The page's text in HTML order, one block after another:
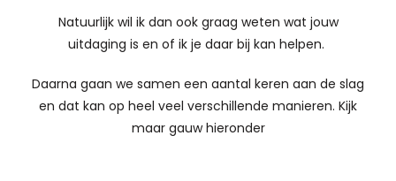
Natuurlijk wil ik dan ook graag weten wat jouw
uitdaging is en of ik je daar bij kan helpen.
Daarna gaan we samen een aantal keren aan de slag
en dat kan op heel veel verschillende manieren. Kijk
maar gauw hieronder